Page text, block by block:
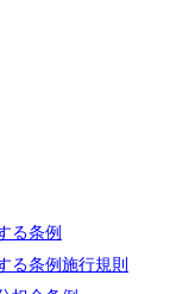
る条例
る条例施行規則